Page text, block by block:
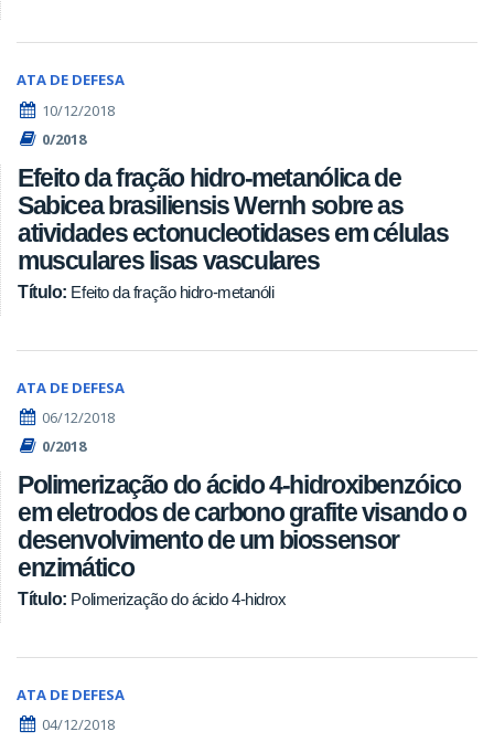
ATA DE DEFESA
10/12/2018
0/2018
Efeito da fração hidro-metanólica de
Sabicea brasiliensis Wernh sobre as
atividades ectonucleotidases em células
musculares lisas vasculares
Título: Efeito da fração hidro-metanóli
ATA DE DEFESA
06/12/2018
0/2018
Polimerização do ácido 4-hidroxibenzóico
em eletrodos de carbono grafite visando o
desenvolvimento de um biossensor
enzimático
Título: Polimerização do ácido 4-hidrox
ATA DE DEFESA
04/12/2018